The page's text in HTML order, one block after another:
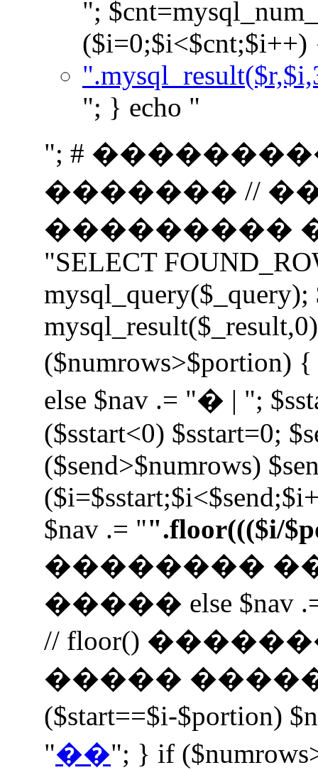
";
($i=0;$i<$cnt;$i++)
"; } echo "
"; #
������� //
���������
"SELECT
mysql_query($_query);
($numrows>$portion)
else $nav .= "� | ";
($sstart<0) $sstart=0;
($send>$numrows)
$nav .= "".floor((($i/
��������
����� else $nav
// floor()
����� �����
($start==$i-$portion)
"��"; } if